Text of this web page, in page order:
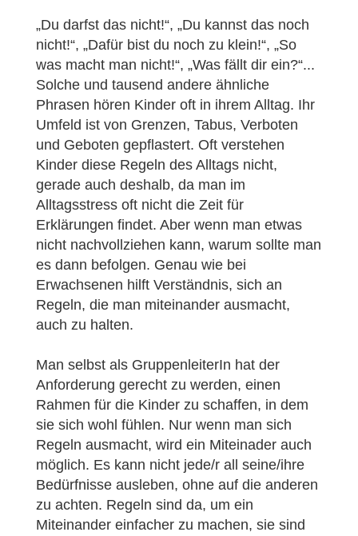
„Du darfst das nicht!“, „Du kannst das noch
nicht!“, „Dafür bist du noch zu klein!“, „So
was macht man nicht!“, „Was fällt dir ein?“...
Solche und tausend andere ähnliche
Phrasen hören Kinder oft in ihrem Alltag. Ihr
Umfeld ist von Grenzen, Tabus, Verboten
und Geboten gepflastert. Oft verstehen
Kinder diese Regeln des Alltags nicht,
gerade auch deshalb, da man im
Alltagsstress oft nicht die Zeit für
Erklärungen findet. Aber wenn man etwas
nicht nachvollziehen kann, warum sollte man
es dann befolgen. Genau wie bei
Erwachsenen hilft Verständnis, sich an
Regeln, die man miteinander ausmacht,
auch zu halten.
Man selbst als GruppenleiterIn hat der
Anforderung gerecht zu werden, einen
Rahmen für die Kinder zu schaffen, in dem
sie sich wohl fühlen. Nur wenn man sich
Regeln ausmacht, wird ein Miteinader auch
möglich. Es kann nicht jede/r all seine/ihre
Bedürfnisse ausleben, ohne auf die anderen
zu achten. Regeln sind da, um ein
Miteinander einfacher zu machen, sie sind